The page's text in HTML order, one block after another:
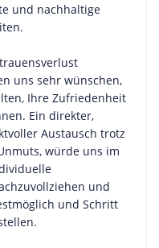
und nachhaltige
uns sehr wünschen,
Ihre Zufriedenheit
Ein direkter,
Austausch trotz
würde uns im
und
und Schritt